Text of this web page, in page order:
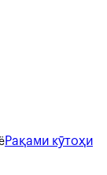
Рақами кӯтоҳи